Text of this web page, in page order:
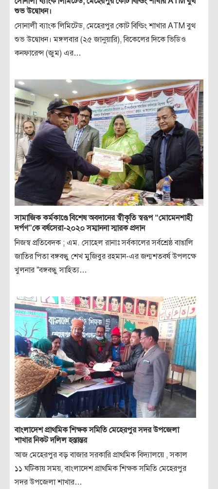
শুভ উদ্বোধন।
সোনালী ব্যাংক লিমিটেড, মেহেরপুর কোট বিল্ডিং শাখার ATM বুথ
শুভ উদ্বোধন। মঙ্গলবার (২৫ জানুয়ারি), বিকেলের দিকে ভিডিও
কনফারেন্স (জুম) এর…
সামাজিক কর্মকাণ্ডে বিশেষ অবদানের স্বীকৃতি স্বরূপ “মোমেনশাহী
দর্পণ”কে বর্ষসেরা-২০২০ সম্মাননা স্মারক প্রদান
নিজস্ব প্রতিবেদক ; এম. সোহেল রানাঃ সর্বকালের সর্বশ্রেষ্ঠ বাঙালি
জাতির পিতা বঙ্গবন্ধু শেখ মুজিবুর রহমান-এর জন্মশতবর্ষ উপলক্ষে
খুলনার ”বঙ্গবন্ধু সাহিত্য…
বাংলাদেশ প্রাথমিক শিক্ষক সমিতি মেহেরপুর সদর উপজেলা
শাখার নিকট দলিল হস্তান্তর
আজ মেহেরপুর বড় বাজার সরকারি প্রাথমিক বিদ্যালয়ে , সকাল
১১ ঘটিকায় সময়, বাংলাদেশ প্রাথমিক শিক্ষক সমিতি মেহেরপুর
সদর উপজেলা শাখার…